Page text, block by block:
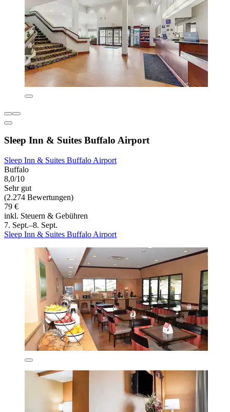
Sleep Inn & Suites Buffalo Airport
Sleep Inn & Suites Buffalo Airport
Buffalo
8,0/10
Sehr gut
(2.274 Bewertungen)
79 €
inkl. Steuern & Gebühren
7. Sept.–8. Sept.
Sleep Inn & Suites Buffalo Airport